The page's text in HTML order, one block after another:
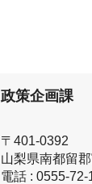
政策企画課
〒401-0392
山梨県南都留
電話 : 0555-72-